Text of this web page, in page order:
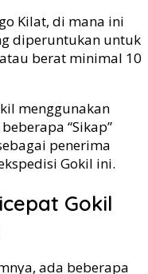
Kilat, di mana ini
diperuntukan untuk
berat minimal 10
menggunakan
“Sikap”
penerima
Gokil ini.
Gokil
ada beberapa